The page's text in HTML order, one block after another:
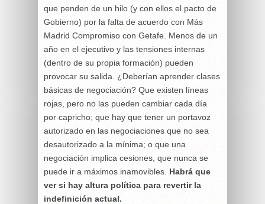
que penden de un hilo (y con ellos el pacto de
Gobierno) por la falta de acuerdo con Más
Madrid Compromiso con Getafe. Menos de un
año en el ejecutivo y las tensiones internas
(dentro de su propia formación) pueden
provocar su salida. ¿Deberían aprender clases
básicas de negociación? Que existen líneas
rojas, pero no las pueden cambiar cada día
por capricho; que hay que tener un portavoz
autorizado en las negociaciones que no sea
desautorizado a la mínima; o que una
negociación implica cesiones, que nunca se
puede ir a máximos inamovibles. Habrá que
ver si hay altura política para revertir la
indefinición actual.